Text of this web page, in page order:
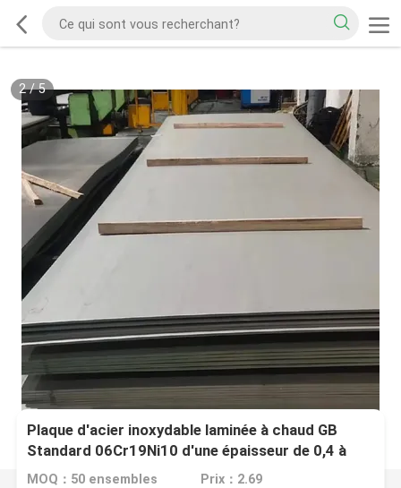
2/5
Plaque d'acier inoxydable laminée à chaud GB
Standard 06Cr19Ni10 d'une épaisseur de 0,4 à
100 mm et d'une surface polie
MOQ：50 ensembles Prix：2.69